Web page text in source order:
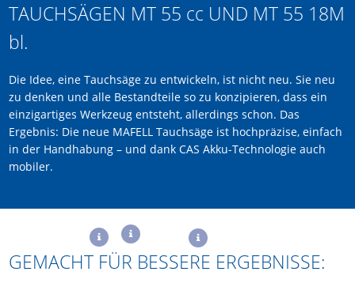
TAUCHSÄGEN MT 55 cc UND MT 55 18M
bl.
Die Idee, eine Tauchsäge zu entwickeln, ist nicht neu. Sie neu
zu denken und alle Bestandteile so zu konzipieren, dass ein
einzigartiges Werkzeug entsteht, allerdings schon. Das
Ergebnis: Die neue MAFELL Tauchsäge ist hochpräzise, einfach
in der Handhabung – und dank CAS Akku-Technologie auch
mobiler.
GEMACHT FÜR BESSERE ERGEBNISSE: